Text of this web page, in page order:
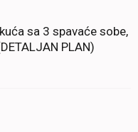
sa 3 spavaće sobe,
PLAN)